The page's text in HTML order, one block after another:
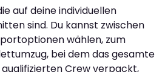
auf deine individuellen
sind. Du kannst zwischen
wählen, zum
bei dem das gesamte
Crew verpackt,